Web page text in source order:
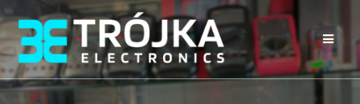
Przejdź
do
treści